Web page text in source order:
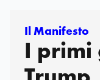
Il Manifesto
I primi